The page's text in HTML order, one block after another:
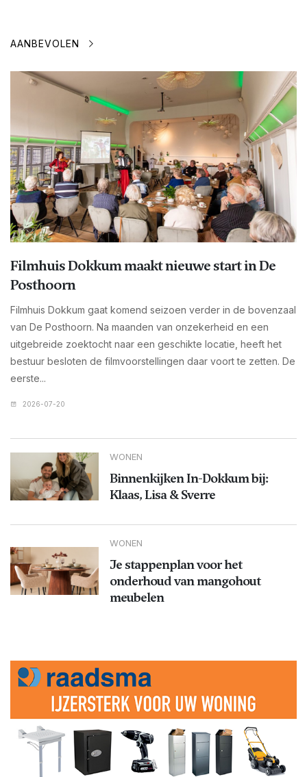
AANBEVOLEN
Filmhuis Dokkum maakt nieuwe start in De
Posthoorn
Filmhuis Dokkum gaat komend seizoen verder in de bovenzaal
van De Posthoorn. Na maanden van onzekerheid en een
uitgebreide zoektocht naar een geschikte locatie, heeft het
bestuur besloten de filmvoorstellingen daar voort te zetten. De
eerste...
2026-07-20
WONEN
Binnenkijken In-Dokkum bij:
Klaas, Lisa & Sverre
WONEN
Je stappenplan voor het
onderhoud van mangohout
meubelen